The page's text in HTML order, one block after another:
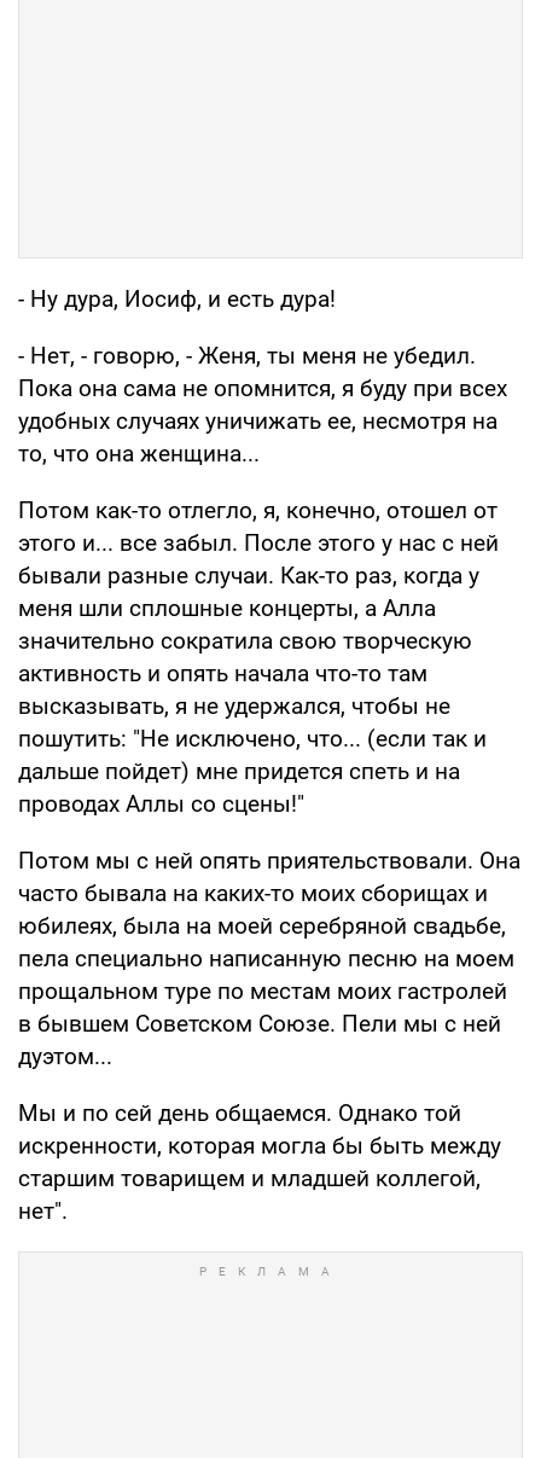
- Ну дура, Иосиф, и есть дура!
- Нет, - говорю, - Женя, ты меня не убедил.
Пока она сама не опомнится, я буду при всех
удобных случаях уничижать ее, несмотря на
то, что она женщина...
Потом как-то отлегло, я, конечно, отошел от
этого и... все забыл. После этого у нас с ней
бывали разные случаи. Как-то раз, когда у
меня шли сплошные концерты, а Алла
значительно сократила свою творческую
активность и опять начала что-то там
высказывать, я не удержался, чтобы не
пошутить: "Не исключено, что... (если так и
дальше пойдет) мне придется спеть и на
проводах Аллы со сцены!"
Потом мы с ней опять приятельствовали. Она
часто бывала на каких-то моих сборищах и
юбилеях, была на моей серебряной свадьбе,
пела специально написанную песню на моем
прощальном туре по местам моих гастролей
в бывшем Советском Союзе. Пели мы с ней
дуэтом...
Мы и по сей день общаемся. Однако той
искренности, которая могла бы быть между
старшим товарищем и младшей коллегой,
нет".